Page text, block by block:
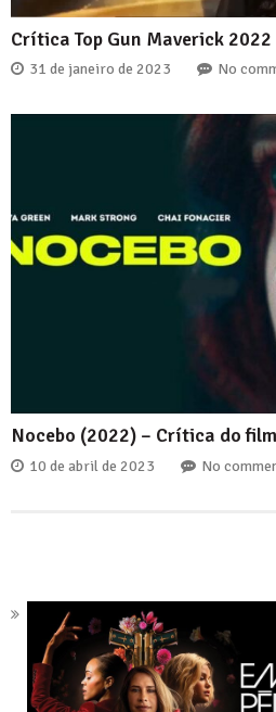
Crítica Top Gun Maverick 2022
31 de janeiro de 2023 No
Nocebo (2022) – Crítica do
10 de abril de 2023 No